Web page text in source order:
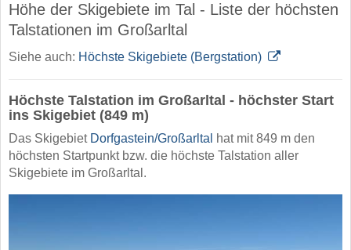
Höhe der Skigebiete im Tal - Liste der höchsten
Talstationen im Großarltal
Siehe auch: Höchste Skigebiete (Bergstation)
Höchste Talstation im Großarltal - höchster Start
ins Skigebiet (849 m)
Das Skigebiet Dorfgastein/​Großarltal
hat mit 849 m den
höchsten Startpunkt bzw. die höchste Talstation aller
Skigebiete im Großarltal.